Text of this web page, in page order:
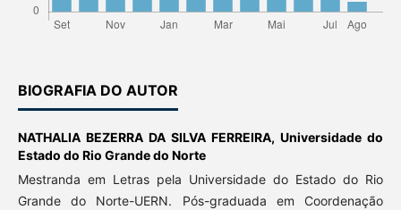
BIOGRAFIA DO AUTOR
NATHALIA BEZERRA DA SILVA FERREIRA,Universidade do
Estado do Rio Grande do Norte
Mestranda em Letras pela Universidade do Estado do Rio
Grande do Norte-UERN. Pós-graduada em Coordenação